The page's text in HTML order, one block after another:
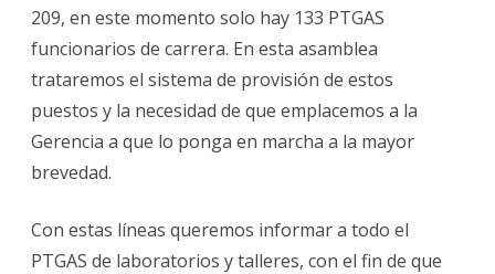
209, en este momento solo hay 133 PTGAS
funcionarios de carrera. En esta asamblea
trataremos el sistema de provisión de estos
puestos y la necesidad de que emplacemos a la
Gerencia a que lo ponga en marcha a la mayor
brevedad.
Con estas líneas queremos informar a todo el
PTGAS de laboratorios y talleres, con el fin de que